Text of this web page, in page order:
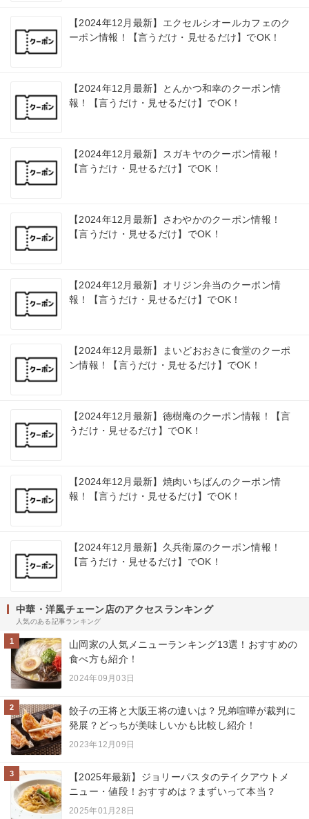
【2024年12月最新】エクセルシオールカフェのク
ーポン情報！【言うだけ・見せるだけ】でOK！
【2024年12月最新】とんかつ和幸のクーポン情
報！【言うだけ・見せるだけ】でOK！
【2024年12月最新】スガキヤのクーポン情報！
【言うだけ・見せるだけ】でOK！
【2024年12月最新】さわやかのクーポン情報！
【言うだけ・見せるだけ】でOK！
【2024年12月最新】オリジン弁当のクーポン情
報！【言うだけ・見せるだけ】でOK！
【2024年12月最新】まいどおおきに食堂のクーポ
ン情報！【言うだけ・見せるだけ】でOK！
【2024年12月最新】徳樹庵のクーポン情報！【言
うだけ・見せるだけ】でOK！
【2024年12月最新】焼肉いちばんのクーポン情
報！【言うだけ・見せるだけ】でOK！
【2024年12月最新】久兵衛屋のクーポン情報！
【言うだけ・見せるだけ】でOK！
中華・洋風チェーン店のアクセスランキング
人気のある記事ランキング
1
山岡家の人気メニューランキング13選！おすすめの
食べ方も紹介！
2024年09月03日
2
餃子の王将と大阪王将の違いは？兄弟喧嘩が裁判に
発展？どっちが美味しいかも比較し紹介！
2023年12月09日
3
【2025年最新】ジョリーパスタのテイクアウトメ
ニュー・値段！おすすめは？まずいって本当？
2025年01月28日